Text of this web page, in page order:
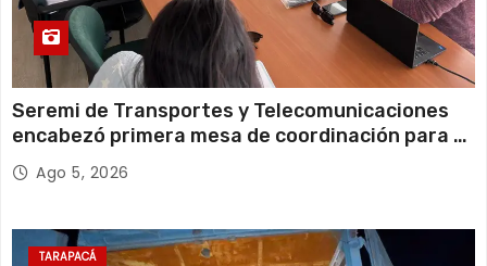
Seremi de Transportes y Telecomunicaciones
encabezó primera mesa de coordinación para el
retiro de cables en desuso en Iquique
Ago 5, 2026
TARAPACÁ